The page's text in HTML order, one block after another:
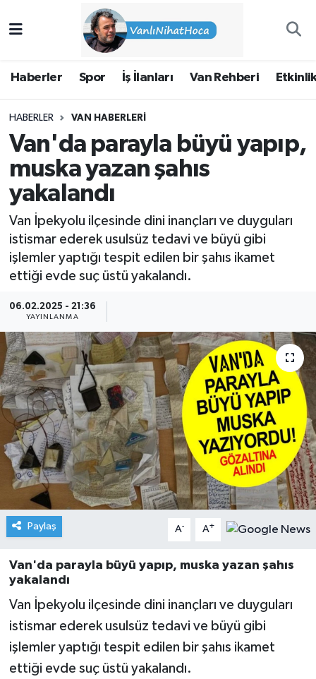
Haberler Spor İş İlanları Van Rehberi
HABERLER VAN HABERLERI
Van'da parayla büyü yapıp,
muska yazan şahıs
yakalandı
Van İpekyolu ilçesinde dini inançları ve duyguları
istismar ederek usulsüz tedavi ve büyü gibi
işlemler yaptığı tespit edilen bir şahıs ikamet
ettiği evde suç üstü yakalandı.
06.02.2025 - 21:36
YAYINLANMA
Paylaş A- A+
Van'da parayla büyü yapıp, muska yazan şahıs
yakalandı
Van İpekyolu ilçesinde dini inançları ve duyguları
istismar ederek usulsüz tedavi ve büyü gibi
işlemler yaptığı tespit edilen bir şahıs ikamet
ettiği evde suç üstü yakalandı.
Van Rehberi
Etkinlikler
Köşe Yazıları
Hakkımda
İpekyolu Nöbetçi Eczaneler
Süper Lig Puan Durumu ve Fikstür
Tüm Manşetler
Son Dakika Haberleri
Haber Arşivi